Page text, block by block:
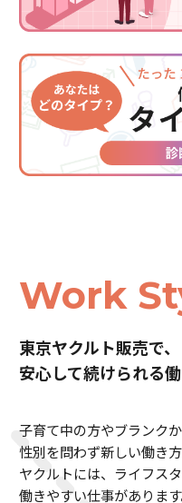
Work
東京ヤクルト販売で、
安心して続けられる
子育て中の方やブランク
性別を問わず新しい働き
ヤクルトには、ライフス
働きやすい仕事があります